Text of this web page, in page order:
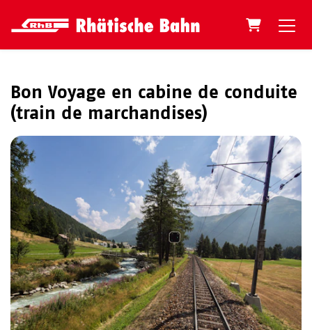
Panier
Bon Voyage en cabine de conduite
(train de marchandises)